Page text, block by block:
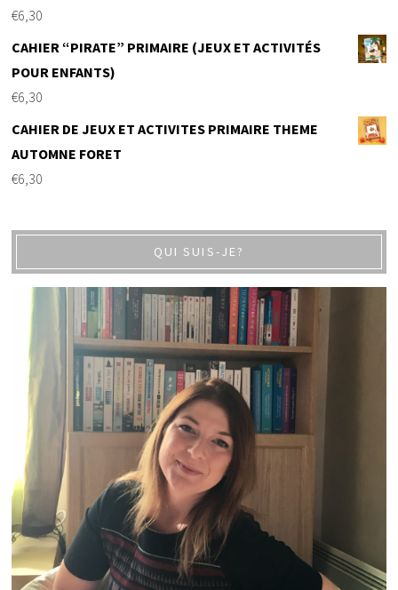
€6,30
CAHIER “PIRATE” PRIMAIRE (JEUX ET ACTIVITÉS
POUR ENFANTS)
€6,30
CAHIER DE JEUX ET ACTIVITES PRIMAIRE THEME
AUTOMNE FORET
€6,30
QUI SUIS-JE?